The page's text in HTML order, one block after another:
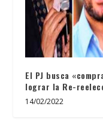
El PJ busca
lograr la Re-
14/02/2022